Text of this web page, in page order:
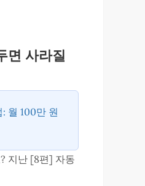
면 사라질
월 100만 원
지난 [8편] 자동